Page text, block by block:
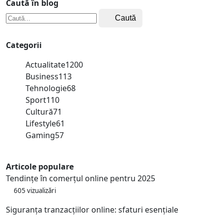
Caută în blog
Caută
Categorii
Actualitate1200
Business113
Tehnologie68
Sport110
Cultură71
Lifestyle61
Gaming57
Articole populare
Tendințe în comerțul online pentru 2025
605 vizualizări
Siguranța tranzacțiilor online: sfaturi esențiale